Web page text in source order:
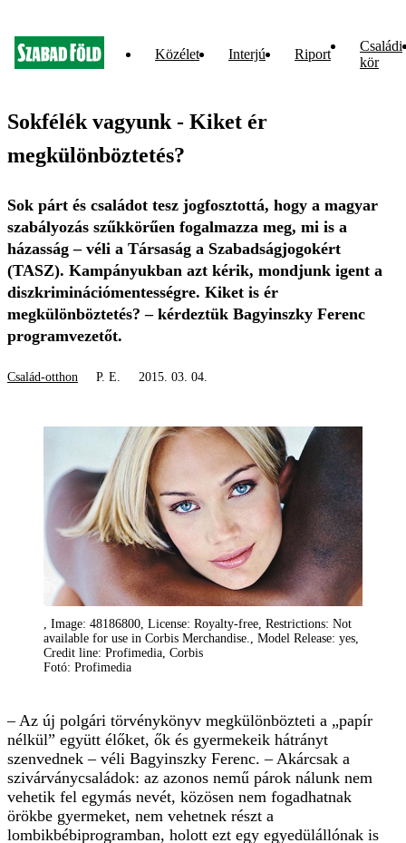
Közélet Interjú Riport
Családi
kör
Sokfélék vagyunk - Kiket ér
megkülönböztetés?
Sok párt és családot tesz jogfosztottá, hogy a magyar
szabályozás szűkkörűen fogalmazza meg, mi is a
házasság – véli a Társaság a Szabadságjogokért
(TASZ). Kampányukban azt kérik, mondjunk igent a
diszkriminációmentességre. Kiket is ér
megkülönböztetés? – kérdeztük Bagyinszky Ferenc
programvezetőt.
Család-otthon P. E. 2015. 03. 04.
, Image: 48186800, License: Royalty-free, Restrictions: Not
available for use in Corbis Merchandise., Model Release: yes,
Credit line: Profimedia, Corbis
Fotó: Profimedia
– Az új polgári törvénykönyv megkülönbözteti a „papír
nélkül” együtt élőket, ők és gyermekeik hátrányt
szenvednek – véli Bagyinszky Ferenc. – Akárcsak a
szivárványcsaládok: az azonos nemű párok nálunk nem
vehetik fel egymás nevét, közösen nem fogadhatnak
örökbe gyermeket, nem vehetnek részt a
lombikbébiprogramban, holott ezt egy egyedülállónak is